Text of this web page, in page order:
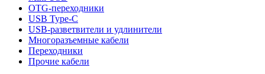
OTG-переходники
USB Type-C
USB-разветвители и удлинители
Многоразъемные кабели
Переходники
Прочие кабели